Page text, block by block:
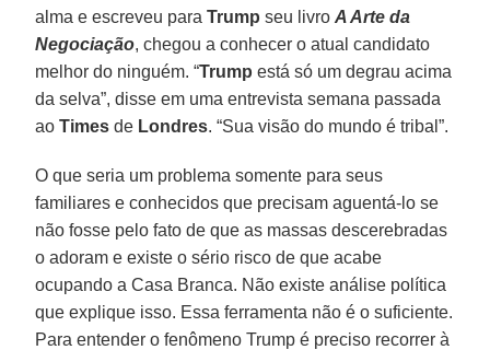
alma e escreveu paraTrump seu livroA Arte da
Negociação, chegou a conhecer o atual candidato
melhor do ninguém. “Trump está só um degrau acima
da selva”, disse em uma entrevista semana passada
aoTimes de Londres. “Sua visão do mundo é tribal”.
O que seria um problema somente para seus
familiares e conhecidos que precisam aguentá-lo se
não fosse pelo fato de que as massas descerebradas
o adoram e existe o sério risco de que acabe
ocupando a Casa Branca. Não existe análise política
que explique isso. Essa ferramenta não é o suficiente.
Para entender o fenômeno Trump é preciso recorrer à